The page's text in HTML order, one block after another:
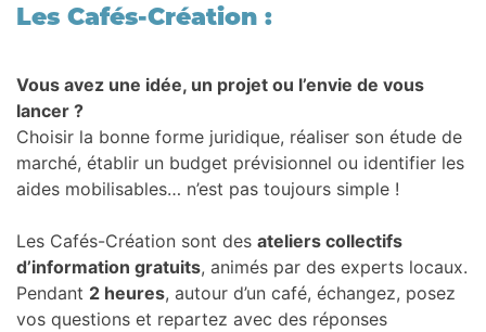
Les Cafés-Création :
Vous avez une idée, un projet ou l’envie de vous
lancer ?
Choisir la bonne forme juridique, réaliser son étude de
marché, établir un budget prévisionnel ou identifier les
aides mobilisables… n’est pas toujours simple !
Les Cafés-Création sont des ateliers collectifs
d’information gratuits, animés par des experts locaux.
Pendant 2 heures, autour d’un café, échangez, posez
vos questions et repartez avec des réponses